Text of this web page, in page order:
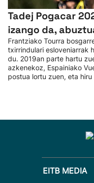
Tadej Pogacar
izango da,
Frantziako Tourra
txirrindulari esloveniarrak
du. 2019an parte hartu
azkenekoz, Espainiako
postua lortu zuen, eta
EITB MEDIA